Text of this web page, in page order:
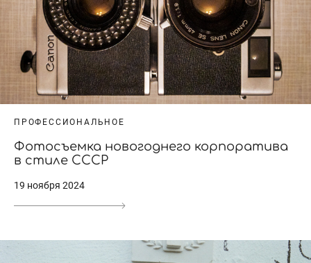
ПРОФЕССИОНАЛЬНОЕ
Фотосъемка новогоднего корпоратива
в стиле СССР
19 ноября 2024